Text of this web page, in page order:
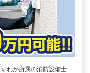
れか所属の消防設備士